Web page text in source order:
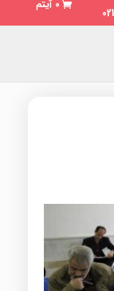
0 آیتم